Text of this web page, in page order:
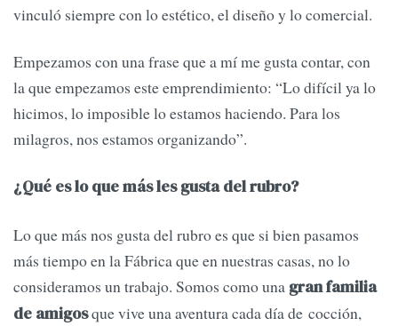
vinculó siempre con lo estético, el diseño y lo comercial.
Empezamos con una frase que a mí me gusta contar, con
la que empezamos este emprendimiento: “Lo difícil ya lo
hicimos, lo imposible lo estamos haciendo. Para los
milagros, nos estamos organizando”.
¿Qué es lo que más les gusta del rubro?
Lo que más nos gusta del rubro es que si bien pasamos
más tiempo en la Fábrica que en nuestras casas, no lo
consideramos un trabajo. Somos como una gran familia
de amigosque vive una aventura cada día de cocción,